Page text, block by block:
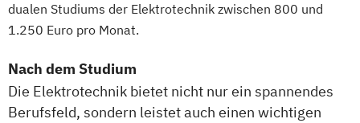
dualen Studiums der Elektrotechnik zwischen 800 und
1.250 Euro pro Monat.
Nach dem Studium
Die Elektrotechnik bietet nicht nur ein spannendes
Berufsfeld, sondern leistet auch einen wichtigen